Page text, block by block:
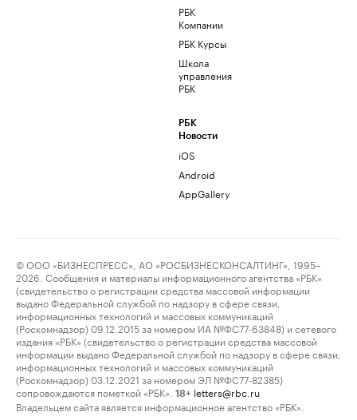
РБК
Компании
РБК Курсы
Школа
управления
РБК
РБК
Новости
iOS
Android
AppGallery
© ООО «БИЗНЕСПРЕСС», АО «РОСБИЗНЕСКОНСАЛТИНГ», 1995–
2026. Сообщения и материалы информационного агентства «РБК»
(свидетельство о регистрации средства массовой информации
выдано Федеральной службой по надзору в сфере связи,
информационных технологий и массовых коммуникаций
(Роскомнадзор) 09.12.2015 за номером ИА №ФС77-63848) и сетевого
издания «РБК» (свидетельство о регистрации средства массовой
информации выдано Федеральной службой по надзору в сфере связи,
информационных технологий и массовых коммуникаций
(Роскомнадзор) 03.12.2021 за номером ЭЛ №ФС77-82385)
сопровождаются пометкой «РБК».
18+ letters@rbc.ru
Владельцем сайта является информационное агентство «РБК».